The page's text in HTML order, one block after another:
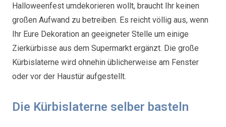
Halloweenfest umdekorieren wollt, braucht Ihr keinen
großen Aufwand zu betreiben. Es reicht völlig aus, wenn
Ihr Eure Dekoration an geeigneter Stelle um einige
Zierkürbisse aus dem Supermarkt ergänzt. Die große
Kürbislaterne wird ohnehin üblicherweise am Fenster
oder vor der Haustür aufgestellt.
Die Kürbislaterne selber basteln